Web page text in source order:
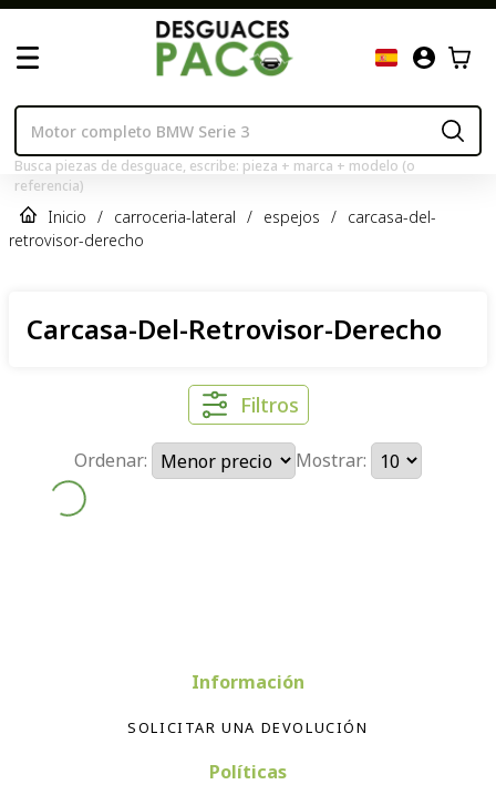
Busca piezas de desguace, escribe: pieza + marca + modelo (o
referencia)
Inicio / carroceria-lateral / espejos / carcasa-del-
retrovisor-derecho
Carcasa-Del-Retrovisor-Derecho
Filtros
Ordenar: Mostrar:
Información
SOLICITAR UNA DEVOLUCIÓN
Políticas